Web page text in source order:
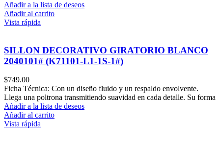
Añadir a la lista de deseos
Añadir al carrito
Vista rápida
SILLON DECORATIVO GIRATORIO BLANCO
2040101# (K71101-L1-1S-1#)
$749.00
Ficha Técnica: Con un diseño fluido y un respaldo envolvente.
Llega una poltrona transmitiendo suavidad en cada detalle. Su forma
Añadir a la lista de deseos
Añadir al carrito
Vista rápida